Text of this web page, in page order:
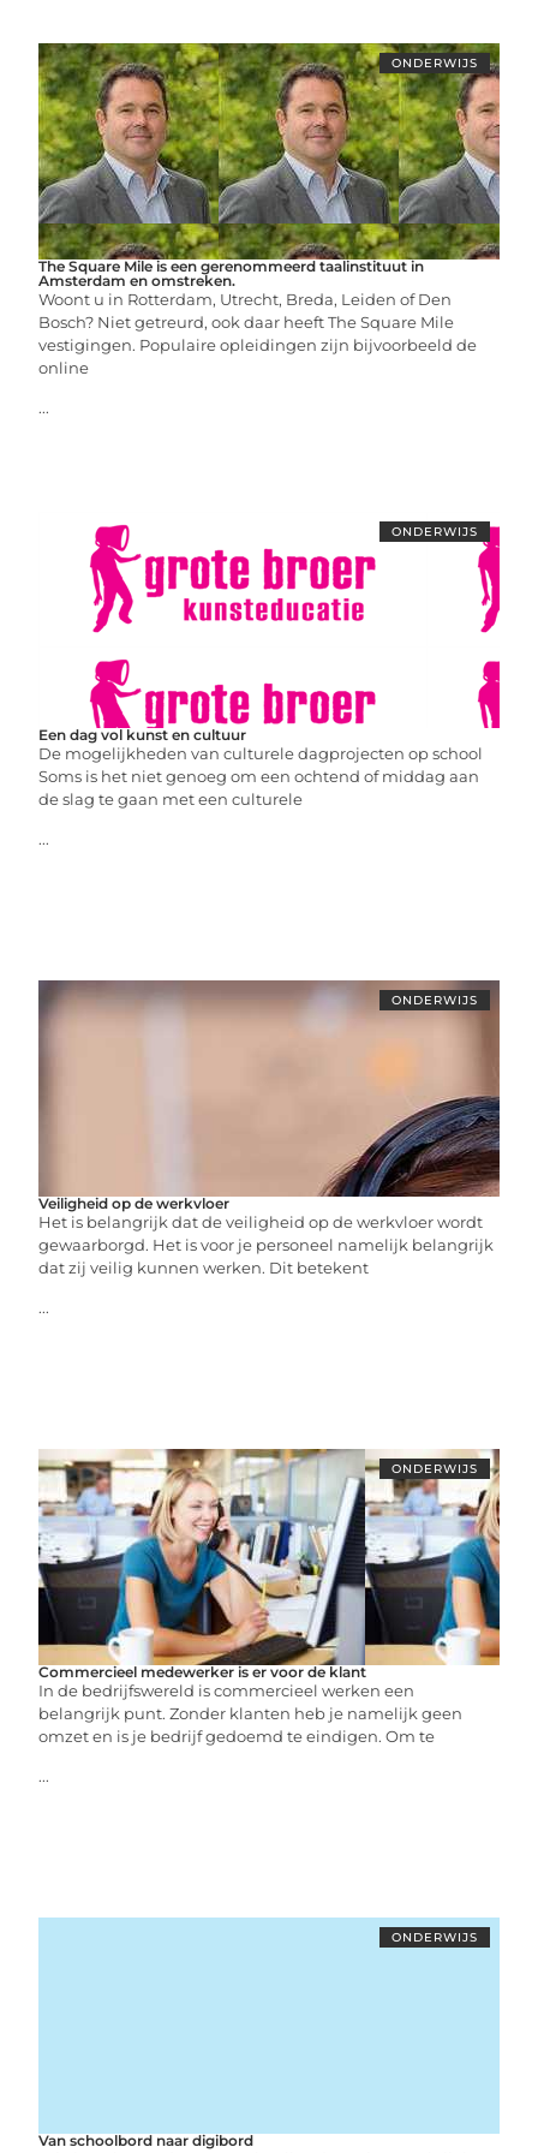
ONDERWIJS
The Square Mile is een gerenommeerd taalinstituut in
Amsterdam en omstreken.
Woont u in Rotterdam, Utrecht, Breda, Leiden of Den
Bosch? Niet getreurd, ook daar heeft The Square Mile
vestigingen. Populaire opleidingen zijn bijvoorbeeld de
online
...
ONDERWIJS
Een dag vol kunst en cultuur
De mogelijkheden van culturele dagprojecten op school
Soms is het niet genoeg om een ochtend of middag aan
de slag te gaan met een culturele
...
ONDERWIJS
Veiligheid op de werkvloer
Het is belangrijk dat de veiligheid op de werkvloer wordt
gewaarborgd. Het is voor je personeel namelijk belangrijk
dat zij veilig kunnen werken. Dit betekent
...
ONDERWIJS
Commercieel medewerker is er voor de klant
In de bedrijfswereld is commercieel werken een
belangrijk punt. Zonder klanten heb je namelijk geen
omzet en is je bedrijf gedoemd te eindigen. Om te
...
ONDERWIJS
Van schoolbord naar digibord